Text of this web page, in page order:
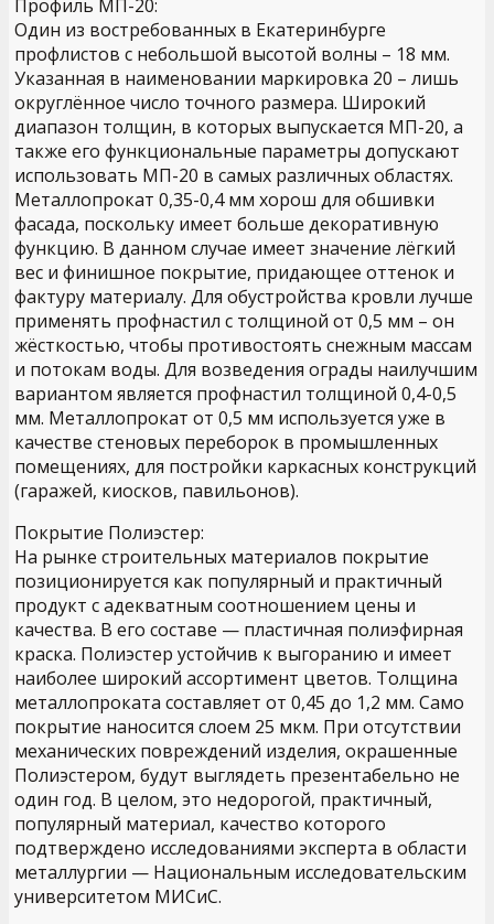
Профиль МП-20:
Один из востребованных в Екатеринбурге
профлистов с небольшой высотой волны – 18 мм.
Указанная в наименовании маркировка 20 – лишь
округлённое число точного размера. Широкий
диапазон толщин, в которых выпускается МП-20, а
также его функциональные параметры допускают
использовать МП-20 в самых различных областях.
Металлопрокат 0,35-0,4 мм хорош для обшивки
фасада, поскольку имеет больше декоративную
функцию. В данном случае имеет значение лёгкий
вес и финишное покрытие, придающее оттенок и
фактуру материалу. Для обустройства кровли лучше
применять профнастил с толщиной от 0,5 мм – он
жёсткостью, чтобы противостоять снежным массам
и потокам воды. Для возведения ограды наилучшим
вариантом является профнастил толщиной 0,4-0,5
мм. Металлопрокат от 0,5 мм используется уже в
качестве стеновых переборок в промышленных
помещениях, для постройки каркасных конструкций
(гаражей, киосков, павильонов).
Покрытие Полиэстер:
На рынке строительных материалов покрытие
позиционируется как популярный и практичный
продукт с адекватным соотношением цены и
качества. В его составе — пластичная полиэфирная
краска. Полиэстер устойчив к выгоранию и имеет
наиболее широкий ассортимент цветов. Толщина
металлопроката составляет от 0,45 до 1,2 мм. Само
покрытие наносится слоем 25 мкм. При отсутствии
механических повреждений изделия, окрашенные
Полиэстером, будут выглядеть презентабельно не
один год. В целом, это недорогой, практичный,
популярный материал, качество которого
подтверждено исследованиями эксперта в области
металлургии — Национальным исследовательским
университетом МИСиС.